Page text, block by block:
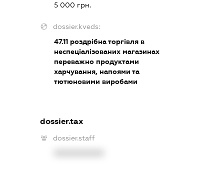
5 000 грн.
dossier.kveds:
47.11роздрібна торгівля в
неспеціалізованих магазинах
переважно продуктами
харчування, напоями та
тютюновими виробами
dossier.tax
dossier.staff